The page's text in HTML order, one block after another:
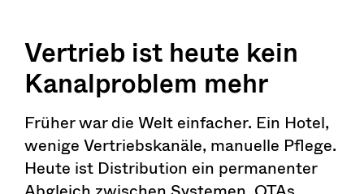
Vertrieb ist heute kein
Kanalproblem mehr
Früher war die Welt einfacher. Ein Hotel,
wenige Vertriebskanäle, manuelle Pflege.
Heute ist Distribution ein permanenter